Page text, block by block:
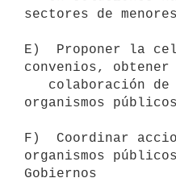
sectores de
E)  Proponer la
convenios, obtener
organismos
F)  Coordinar
organismos
Gobiernos